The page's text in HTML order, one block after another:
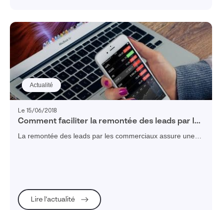
Actualité
Le 15/06/2018
Comment faciliter la remontée des leads par les
commerciaux ?
La remontée des leads par les commerciaux assure une
Lire l’actualité